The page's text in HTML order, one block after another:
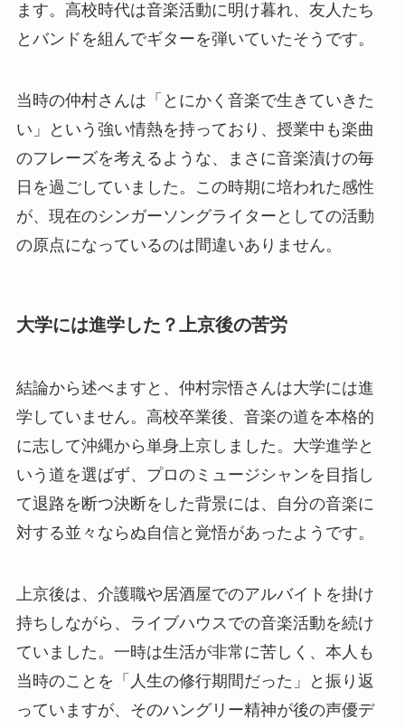
ます。高校時代は音楽活動に明け暮れ、友人たち
とバンドを組んでギターを弾いていたそうです。
当時の仲村さんは「とにかく音楽で生きていきた
い」という強い情熱を持っており、授業中も楽曲
のフレーズを考えるような、まさに音楽漬けの毎
日を過ごしていました。この時期に培われた感性
が、現在のシンガーソングライターとしての活動
の原点になっているのは間違いありません。
大学には進学した？上京後の苦労
結論から述べますと、仲村宗悟さんは大学には進
学していません。高校卒業後、音楽の道を本格的
に志して沖縄から単身上京しました。大学進学と
いう道を選ばず、プロのミュージシャンを目指し
て退路を断つ決断をした背景には、自分の音楽に
対する並々ならぬ自信と覚悟があったようです。
上京後は、介護職や居酒屋でのアルバイトを掛け
持ちしながら、ライブハウスでの音楽活動を続け
ていました。一時は生活が非常に苦しく、本人も
当時のことを「人生の修行期間だった」と振り返
っていますが、そのハングリー精神が後の声優デ